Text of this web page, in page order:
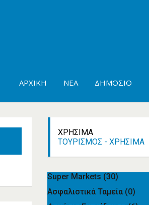
ΑΡΧΙΚΉ ΝΈΑ ΔΗΜΌΣΙΟ
ΧΡΉΣΙΜΑ
ΤΟΥΡΙΣΜΌΣ - ΧΡΉΣΙΜΑ
Super Markets (30)
Ασφαλιστικά Ταμεία (0)